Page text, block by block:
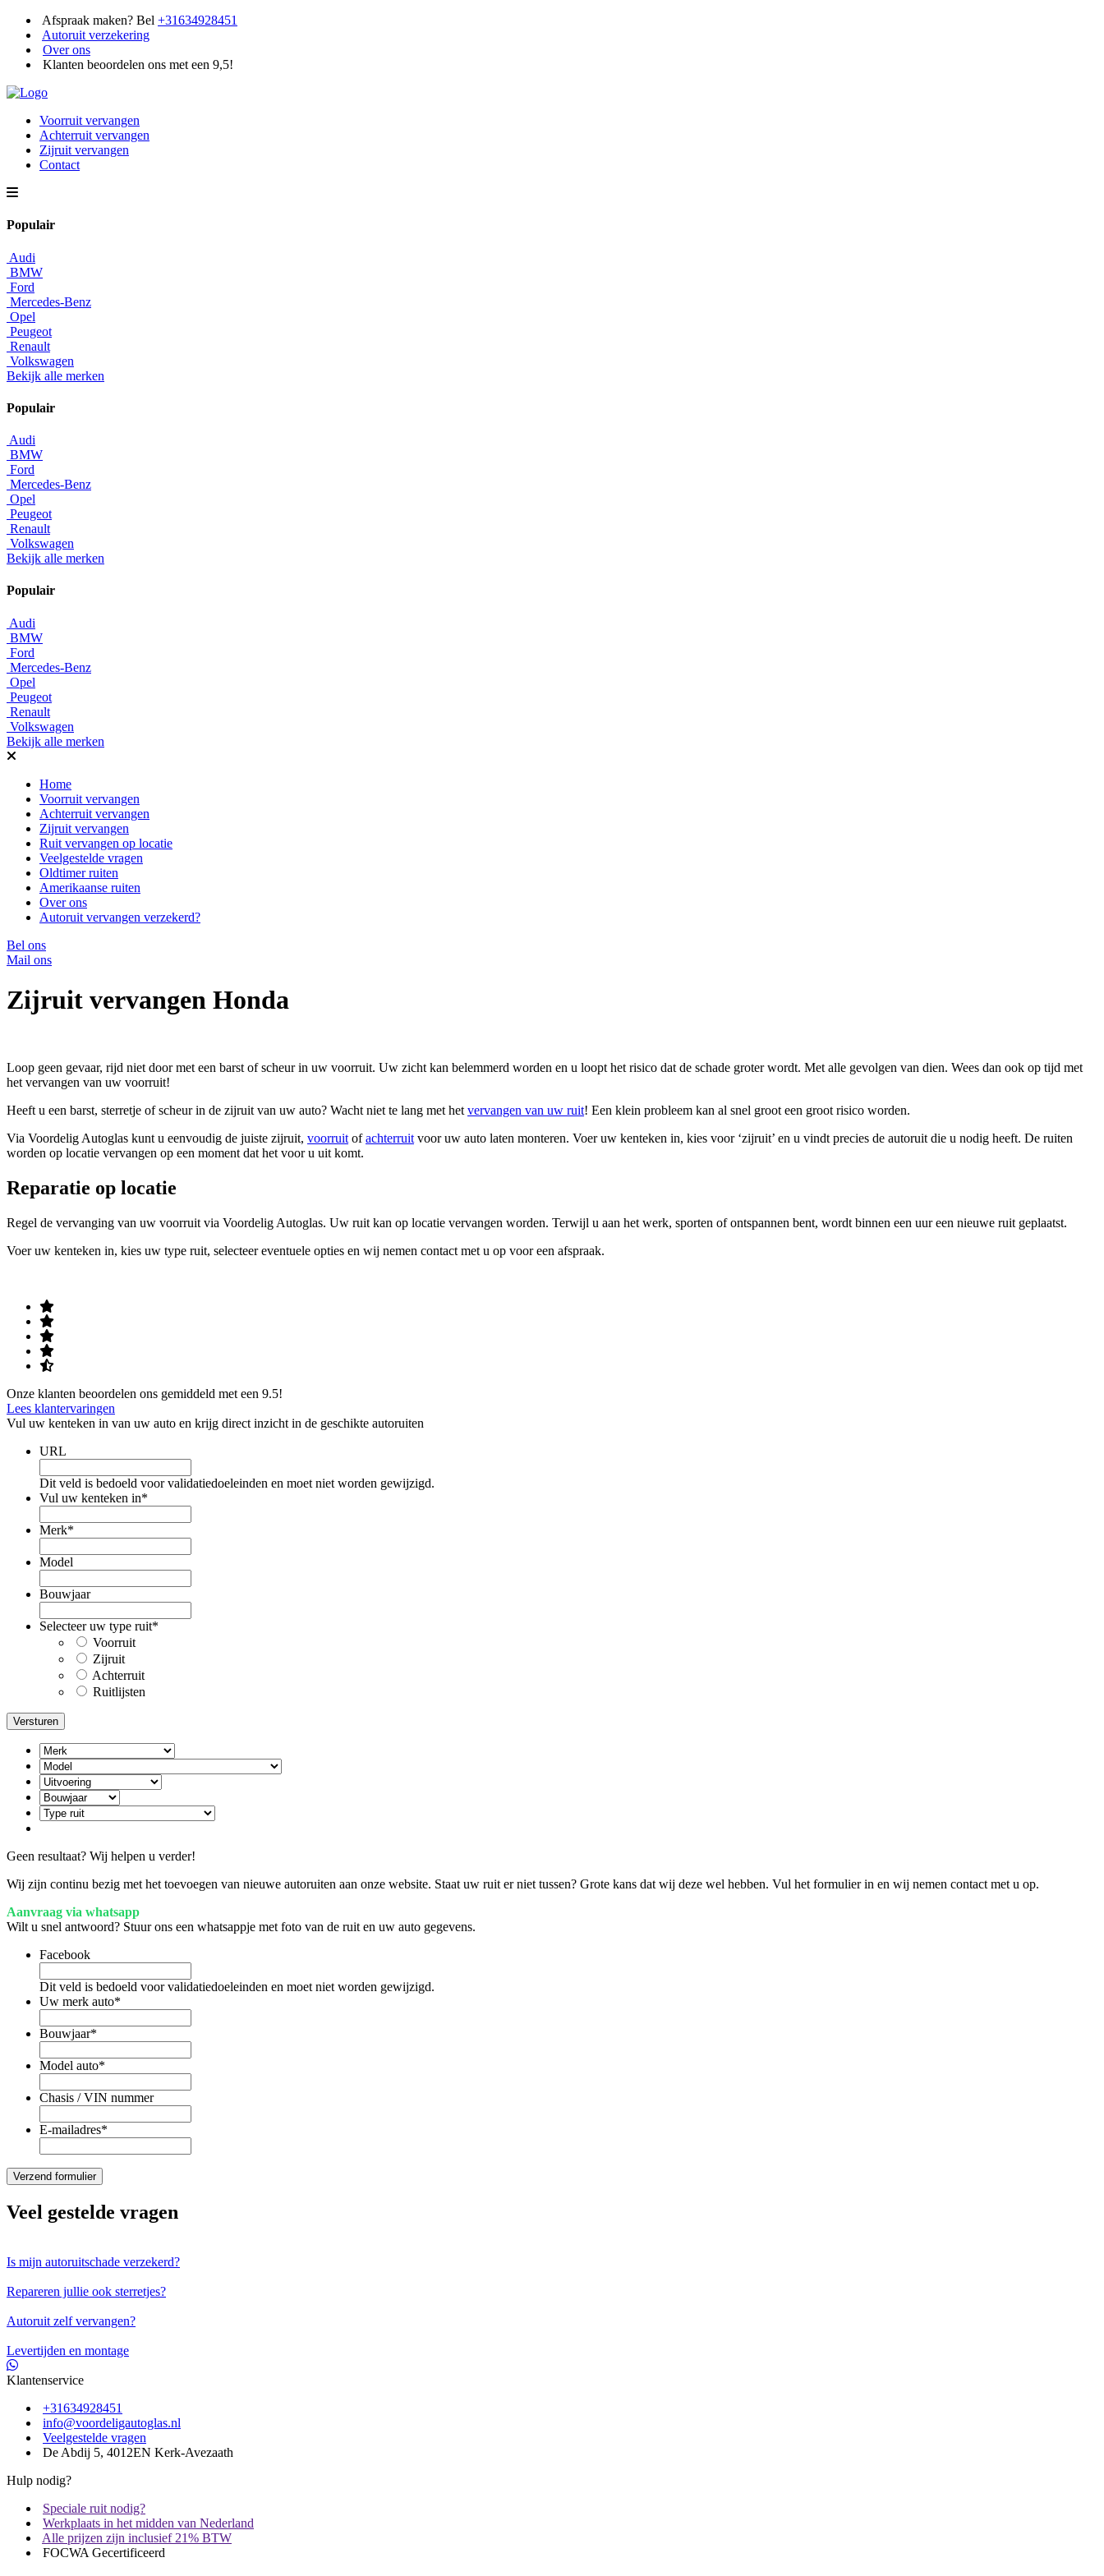
Afspraak maken? Bel +31634928451
Autoruit verzekering
Over ons
Klanten beoordelen ons met een 9,5!
Voorruit vervangen
Achterruit vervangen
Zijruit vervangen
Contact
Populair
Audi
BMW
Ford
Mercedes-Benz
Opel
Peugeot
Renault
Volkswagen
Bekijk alle merken
Populair
Audi
BMW
Ford
Mercedes-Benz
Opel
Peugeot
Renault
Volkswagen
Bekijk alle merken
Populair
Audi
BMW
Ford
Mercedes-Benz
Opel
Peugeot
Renault
Volkswagen
Bekijk alle merken
Home
Voorruit vervangen
Achterruit vervangen
Zijruit vervangen
Ruit vervangen op locatie
Veelgestelde vragen
Oldtimer ruiten
Amerikaanse ruiten
Over ons
Autoruit vervangen verzekerd?
Bel ons
Mail ons
Zijruit vervangen Honda
Loop geen gevaar, rijd niet door met een barst of scheur in uw voorruit. Uw zicht kan belemmerd worden en u loopt het risico dat de schade groter wordt. Met alle gevolgen van dien. Wees dan ook op tijd met
het vervangen van uw voorruit!
Heeft u een barst, sterretje of scheur in de zijruit van uw auto? Wacht niet te lang met hetvervangen van uw ruit! Een klein probleem kan al snel groot een groot risico worden.
Via Voordelig Autoglas kunt u eenvoudig de juiste zijruit, voorruitofachterruitvoor uw auto laten monteren. Voer uw kenteken in, kies voor ‘zijruit’ en u vindt precies de autoruit die u nodig heeft. De ruiten
worden op locatie vervangen op een moment dat het voor u uit komt.
Reparatie op locatie
Regel de vervanging van uw voorruit via Voordelig Autoglas. Uw ruit kan op locatie vervangen worden. Terwijl u aan het werk, sporten of ontspannen bent, wordt binnen een uur een nieuwe ruit geplaatst.
Voer uw kenteken in, kies uw type ruit, selecteer eventuele opties en wij nemen contact met u op voor een afspraak.
Onze klanten beoordelen ons gemiddeld met een 9.5!
Lees klantervaringen
Vul uw kenteken in van uw auto en krijg direct inzicht in de geschikte autoruiten
URL
Dit veld is bedoeld voor validatiedoeleinden en moet niet worden gewijzigd.
Vul uw kenteken in*
Merk*
Model
Bouwjaar
Selecteer uw type ruit*
Voorruit
Zijruit
Achterruit
Ruitlijsten
Geen resultaat? Wij helpen u verder!
Wij zijn continu bezig met het toevoegen van nieuwe autoruiten aan onze website. Staat uw ruit er niet tussen? Grote kans dat wij deze wel hebben. Vul het formulier in en wij nemen contact met u op.
Aanvraag via whatsapp
Wilt u snel antwoord? Stuur ons een whatsappje met foto van de ruit en uw auto gegevens.
Facebook
Dit veld is bedoeld voor validatiedoeleinden en moet niet worden gewijzigd.
Uw merk auto*
Bouwjaar*
Model auto*
Chasis / VIN nummer
E-mailadres*
Veel gestelde vragen
Is mijn autoruitschade verzekerd?
Repareren jullie ook sterretjes?
Autoruit zelf vervangen?
Levertijden en montage
Klantenservice
+31634928451
info@voordeligautoglas.nl
Veelgestelde vragen
De Abdij 5, 4012EN Kerk-Avezaath
Hulp nodig?
Speciale ruit nodig?
Werkplaats in het midden van Nederland
Alle prijzen zijn inclusief 21% BTW
FOCWA Gecertificeerd